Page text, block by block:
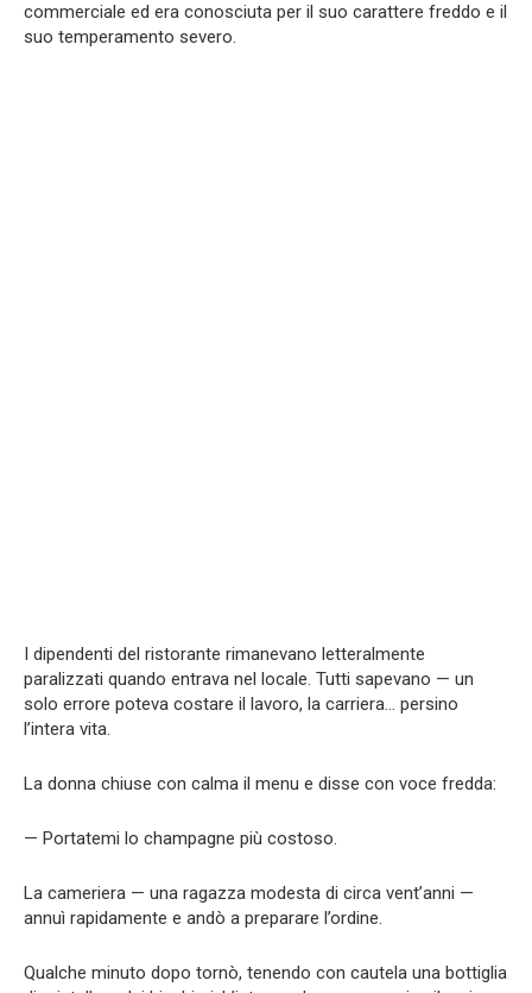
commerciale ed era conosciuta per il suo carattere freddo e il
suo temperamento severo.
I dipendenti del ristorante rimanevano letteralmente
paralizzati quando entrava nel locale. Tutti sapevano — un
solo errore poteva costare il lavoro, la carriera… persino
l’intera vita.
La donna chiuse con calma il menu e disse con voce fredda:
— Portatemi lo champagne più costoso.
La cameriera — una ragazza modesta di circa vent’anni —
annuì rapidamente e andò a preparare l’ordine.
Qualche minuto dopo tornò, tenendo con cautela una bottiglia